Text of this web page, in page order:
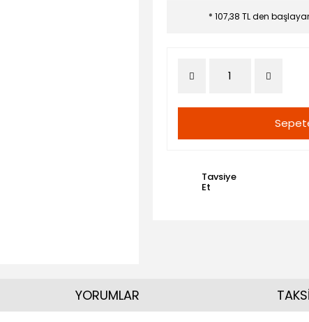
* 107,38 TL den
Tavsiye
Et
YORUMLAR